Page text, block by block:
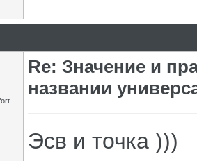
Re: Значение и
названии
Эсв и точка )))